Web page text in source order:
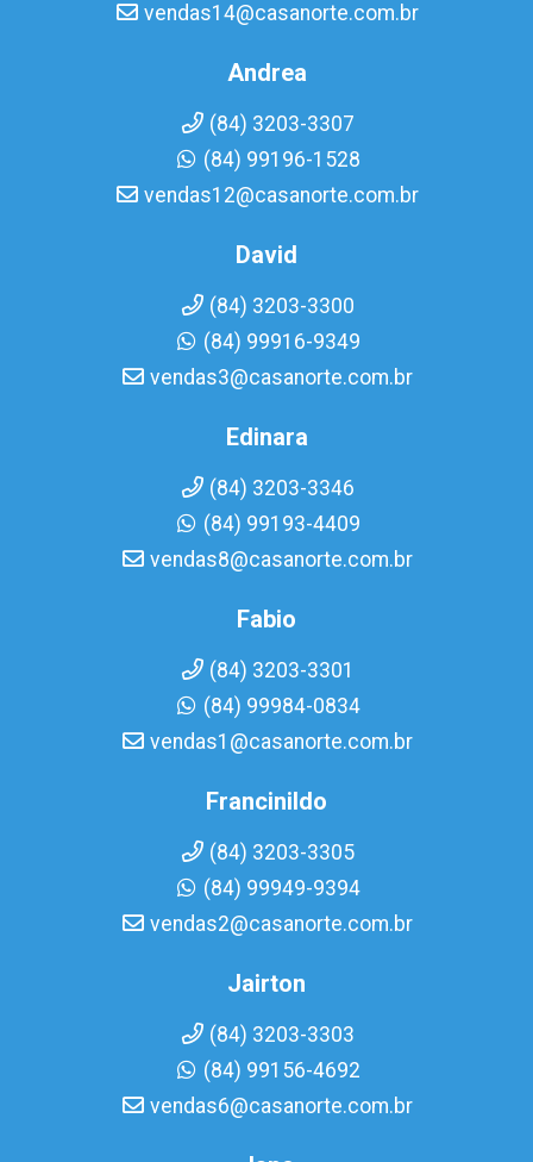
vendas14@casanorte.com.br
Andrea
(84) 3203-3307
(84) 99196-1528
vendas12@casanorte.com.br
David
(84) 3203-3300
(84) 99916-9349
vendas3@casanorte.com.br
Edinara
(84) 3203-3346
(84) 99193-4409
vendas8@casanorte.com.br
Fabio
(84) 3203-3301
(84) 99984-0834
vendas1@casanorte.com.br
Francinildo
(84) 3203-3305
(84) 99949-9394
vendas2@casanorte.com.br
Jairton
(84) 3203-3303
(84) 99156-4692
vendas6@casanorte.com.br